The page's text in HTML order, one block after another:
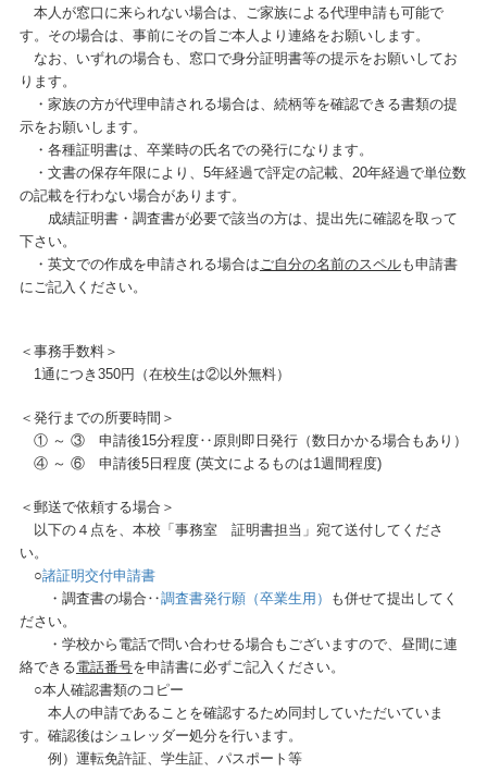
本人が窓口に来られない場合は、ご家族による代理申請も可能で
す。その場合は、事前にその旨ご本人より連絡をお願いします。
なお、いずれの場合も、窓口で身分証明書等の提示をお願いしてお
ります。
・家族の方が代理申請される場合は、続柄等を確認できる書類の提
示をお願いします。
・各種証明書は、卒業時の氏名での発行になります。
・文書の保存年限により、5年経過で評定の記載、20年経過で単位数
の記載を行わない場合があります。
成績証明書・調査書が必要で該当の方は、 提出先に確認を取って
下さい。
・英文での作成を申請される場合はご自分の名前のスペルも申請書
にご記入ください。
＜事務手数料＞
1通につき350円（在校生は②以外無料）
＜発行までの所要時間＞
① ～ ③ 申請後15分程度‥原則即日発行（数日かかる場合もあり）
④ ～ ⑥ 申請後5日程度 (英文によるものは1週間程度)
＜郵送で依頼する場合＞
以下の４点を、本校「事務室 証明書担当」宛て送付してくださ
い。
○諸証明交付申請書
・調査書の場合‥調査書発行願（卒業生用） も併せて提出してく
ださい。
・学校から電話で問い合わせる場合もございますので、昼間に連
絡できる電話番号を申請書に必ずご記入ください。
○本人確認書類のコピー
本人の申請であることを確認するため同封していただいていま
す。 確認後はシュレッダー処分を行います。
例）運転免許証、学生証、パスポート等